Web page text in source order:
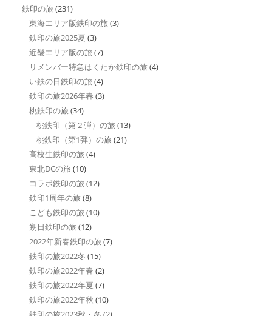
鉄印の旅 (231)
東海エリア版鉄印の旅 (3)
鉄印の旅2025夏 (3)
近畿エリア版の旅 (7)
リメンバー特急はくたか鉄印の旅 (4)
い鉄の日鉄印の旅 (4)
鉄印の旅2026年春 (3)
桃鉄印の旅 (34)
桃鉄印（第２弾）の旅 (13)
桃鉄印（第1弾）の旅 (21)
高校生鉄印の旅 (4)
東北DCの旅 (10)
コラボ鉄印の旅 (12)
鉄印1周年の旅 (8)
こども鉄印の旅 (10)
朔日鉄印の旅 (12)
2022年新春鉄印の旅 (7)
鉄印の旅2022冬 (15)
鉄印の旅2022年春 (2)
鉄印の旅2022年夏 (7)
鉄印の旅2022年秋 (10)